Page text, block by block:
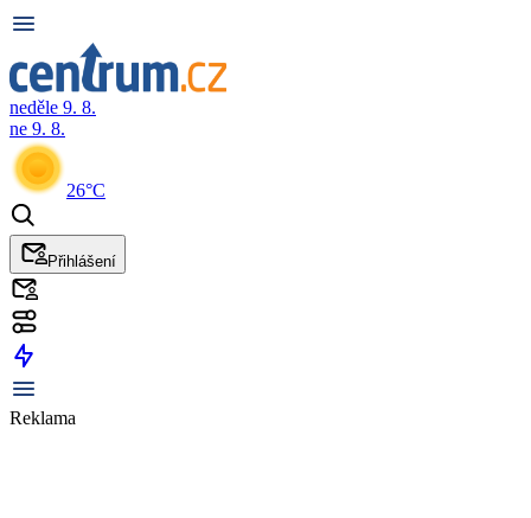
neděle 9. 8.
ne 9. 8.
26°C
Přihlášení
Reklama